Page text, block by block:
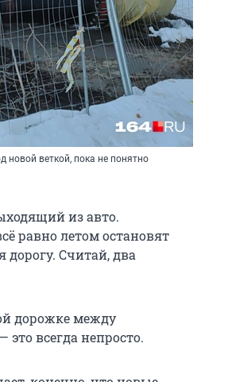
веткой, пока не понятно
из авто.
равно летом остановят
дорогу. Считай, два
дорожке между
всегда непросто.